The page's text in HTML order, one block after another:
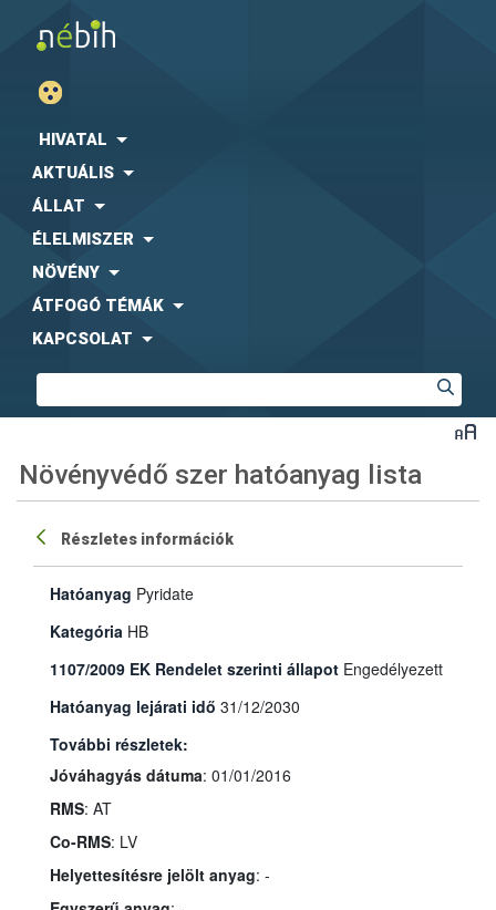
HIVATAL
AKTUÁLIS
ÁLLAT
ÉLELMISZER
NÖVÉNY
ÁTFOGÓ TÉMÁK
KAPCSOLAT
Növényvédő szer hatóanyag lista
Részletes információk
Hatóanyag Pyridate
Kategória HB
1107/2009 EK Rendelet szerinti állapot Engedélyezett
Hatóanyag lejárati idő 31/12/2030
További részletek:
Jóváhagyás dátuma: 01/01/2016
RMS: AT
Co-RMS: LV
Helyettesítésre jelölt anyag: -